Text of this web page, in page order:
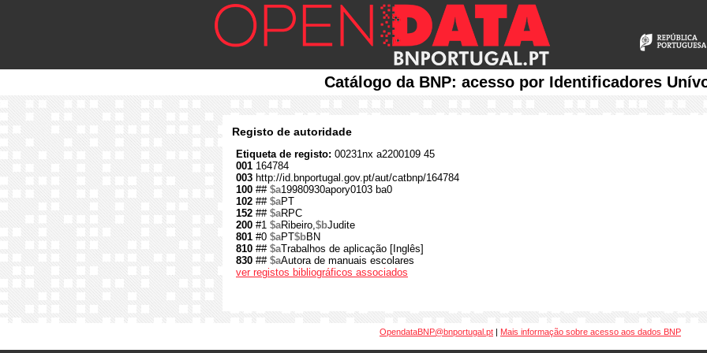
Catálogo da BNP: acesso por Identificadores
Registo de autoridade
Etiqueta de registo: 00231nx a2200109 45
001 164784
003 http://id.bnportugal.gov.pt/aut/catbnp/164784
100 ## $a19980930apory0103 ba0
102 ## $aPT
152 ## $aRPC
200 #1 $aRibeiro,$bJudite
801 #0 $aPT$bBN
810 ## $aTrabalhos de aplicação [Inglês]
830 ## $aAutora de manuais escolares
ver registos bibliográficos associados
OpendataBNP@bnportugal.pt | Mais informação sobre acesso aos dados BNP